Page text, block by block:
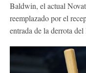
Baldwin, el actual
reemplazado por el
entrada de la derrota